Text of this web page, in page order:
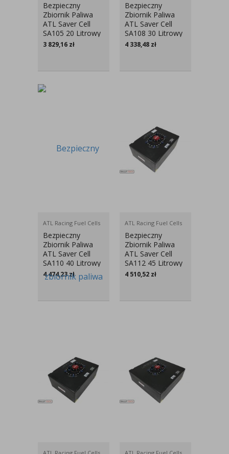
Bezpieczny
Zbiornik Paliwa
ATL Saver Cell
SA105 20 Litrowy
3 829,16 zł
Bezpieczny
Zbiornik Paliwa
ATL Saver Cell
SA108 30 Litrowy
4 338,48 zł
ATL Racing Fuel Cells
Bezpieczny
Zbiornik Paliwa
ATL Saver Cell
SA110 40 Litrowy
4 474,23zł
ATL Racing Fuel Cells
Bezpieczny
Zbiornik Paliwa
ATL Saver Cell
SA112 45 Litrowy
4 510,52 zł